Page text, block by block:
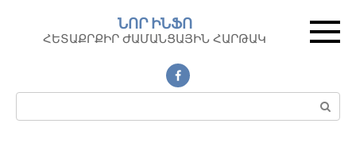
контенту
ՆՈՐ ԻՆՖՈ
ՀԵՏԱՔՐՔԻՐ ԺԱՄԱՆՑԱՅԻՆ ՀԱՐԹԱԿ
Поиск: